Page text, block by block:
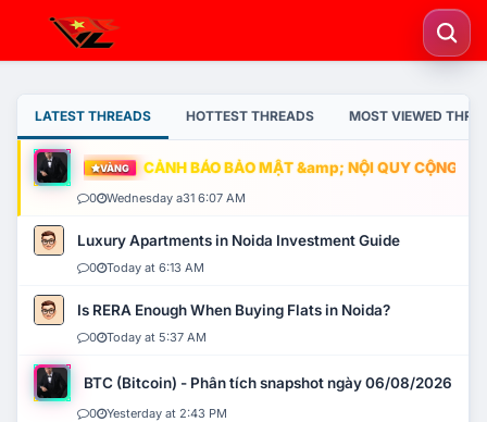
LATEST THREADS HOTTEST THREADS MOST VIEWED
VÀNG CẢNH BÁO BẢO MẬT &amp; NỘI QUY CỘNG
0 Wednesday a31 6:07 AM
Luxury Apartments in Noida Investment Guide
0 Today at 6:13 AM
Is RERA Enough When Buying Flats in Noida?
0 Today at 5:37 AM
BTC (Bitcoin) - Phân tích snapshot ngày 06/08/2026
0 Yesterday at 2:43 PM